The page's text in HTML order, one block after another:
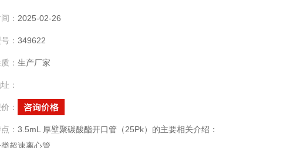
： 2025-02-26
： 349622
： 生产厂家
：
：
： 3.5mL 厚壁聚碳酸酯开口管（25Pk）的主要相关介绍：
超速离心管